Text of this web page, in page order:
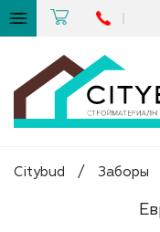
Citybud / Заборы